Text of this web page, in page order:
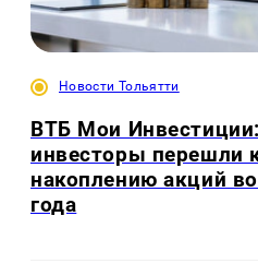
Новости Тольятти
ВТБ Мои
инвесторы перешли
накоплению акций
года